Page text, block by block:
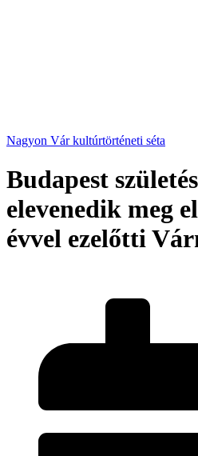
Nagyon Vár kultúrtörténeti séta
Budapest
elevenedik meg
évvel ezelőtti